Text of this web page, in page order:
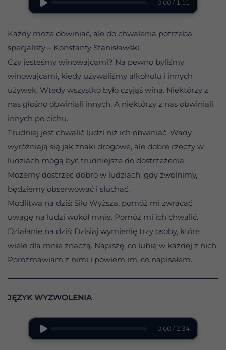
0:00 / 1:11
Każdy może obwiniać, ale do chwalenia potrzeba
specjalisty – Konstanty Stanisławski
Czy jesteśmy winowajcami? Na pewno byliśmy
winowajcami, kiedy używaliśmy alkoholu i innych
używek. Wtedy wszystko było czyjąś winą. Niektórzy z
nas głośno obwiniali innych. A niektórzy z nas obwiniali
innych po cichu.
Trudniej jest chwalić ludzi niż ich obwiniać. Wady
wyróżniają się jak znaki drogowe, ale dobre rzeczy w
ludziach mogą być trudniejsze do dostrzeżenia.
Możemy dostrzec dobro w ludziach, gdy zwolnimy,
będziemy obserwować i słuchać.
Modlitwa na dziś: Siło Wyższa, pomóż mi zwracać
uwagę na ludzi wokół mnie. Pomóż mi ich chwalić.
Działanie na dziś: Dzisiaj wymienię trzy osoby, które
wiele dla mnie znaczą. Napiszę, co lubię w każdej z nich.
Porozmawiam z nimi i powiem im, co napisałem.
JĘZYK WYZWOLENIA
0:00 / 2:34